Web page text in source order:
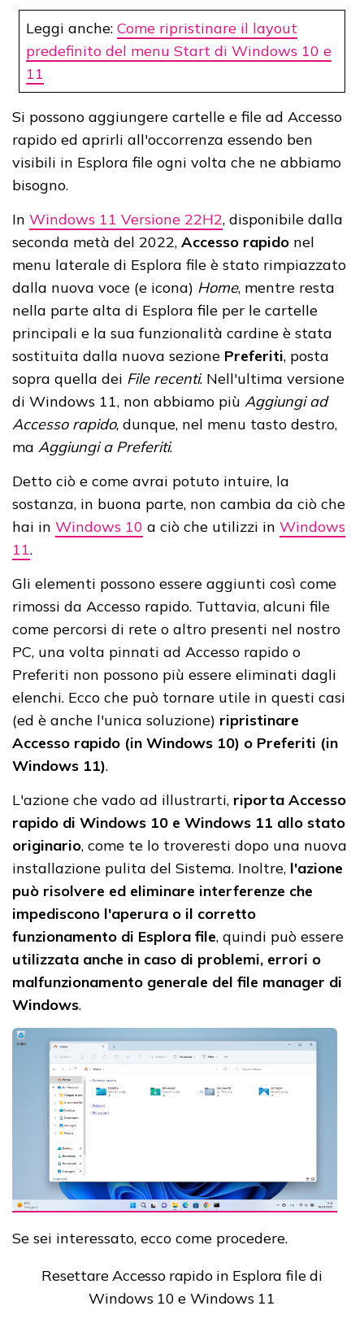
Leggi anche: Come ripristinare il layout
predefinito del menu Start di Windows 10 e
11
Si possono aggiungere cartelle e file ad Accesso
rapido ed aprirli all'occorrenza essendo ben
visibili in Esplora file ogni volta che ne abbiamo
bisogno.
In Windows 11 Versione 22H2, disponibile dalla
seconda metà del 2022, Accesso rapido nel
menu laterale di Esplora file è stato rimpiazzato
dalla nuova voce (e icona) Home, mentre resta
nella parte alta di Esplora file per le cartelle
principali e la sua funzionalità cardine è stata
sostituita dalla nuova sezione Preferiti, posta
sopra quella dei File recenti. Nell'ultima versione
di Windows 11, non abbiamo più Aggiungi ad
Accesso rapido, dunque, nel menu tasto destro,
ma Aggiungi a Preferiti.
Detto ciò e come avrai potuto intuire, la
sostanza, in buona parte, non cambia da ciò che
hai in Windows 10 a ciò che utilizzi in Windows
11.
Gli elementi possono essere aggiunti così come
rimossi da Accesso rapido. Tuttavia, alcuni file
come percorsi di rete o altro presenti nel nostro
PC, una volta pinnati ad Accesso rapido o
Preferiti non possono più essere eliminati dagli
elenchi. Ecco che può tornare utile in questi casi
(ed è anche l'unica soluzione) ripristinare
Accesso rapido (in Windows 10) o Preferiti (in
Windows 11).
L'azione che vado ad illustrarti, riporta Accesso
rapido di Windows 10 e Windows 11 allo stato
originario, come te lo troveresti dopo una nuova
installazione pulita del Sistema. Inoltre, l'azione
può risolvere ed eliminare interferenze che
impediscono l'aperura o il corretto
funzionamento di Esplora file, quindi può essere
utilizzata anche in caso di problemi, errori o
malfunzionamento generale del file manager di
Windows.
Se sei interessato, ecco come procedere.
Resettare Accesso rapido in Esplora file di
Windows 10 e Windows 11